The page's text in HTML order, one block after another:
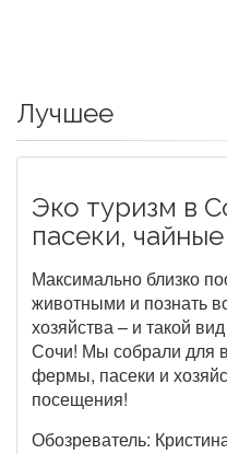
Лучшее
Эко туризм в
пасеки,
Максимально близко
животными и познать
хозяйства – и такой
Сочи! Мы собрали для
фермы, пасеки и
посещения!
Обозреватель: